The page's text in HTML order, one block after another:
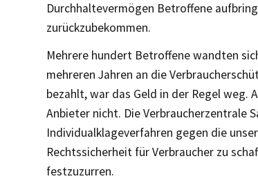
Durchhaltevermögen Betroffene
zurückzubekommen.
Mehrere hundert Betroffene wandten
mehreren Jahren an die
bezahlt, war das Geld in der Regel weg.
Anbieter nicht. Die Verbraucherzentrale
Individualklageverfahren gegen die
Rechtssicherheit für Verbraucher zu
festzuzurren.